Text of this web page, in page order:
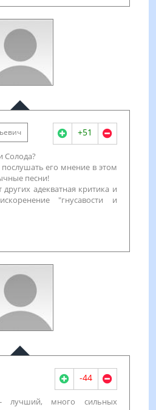
+51
Солода?
его мнение в этом
песни!
адекватная критика и
"гнусавости и
-44
много сильных